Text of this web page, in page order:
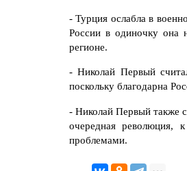
- Турция ослабла в
России в одиночку она
регионе.
- Николай Первый
поскольку благодарна
- Николай Первый также
очередная революция,
проблемами.